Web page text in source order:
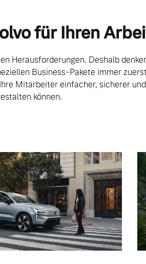
für Ihren
Herausforderungen. Deshalb
Business-Pakete immer
Mitarbeiter einfacher, sicherer
können.